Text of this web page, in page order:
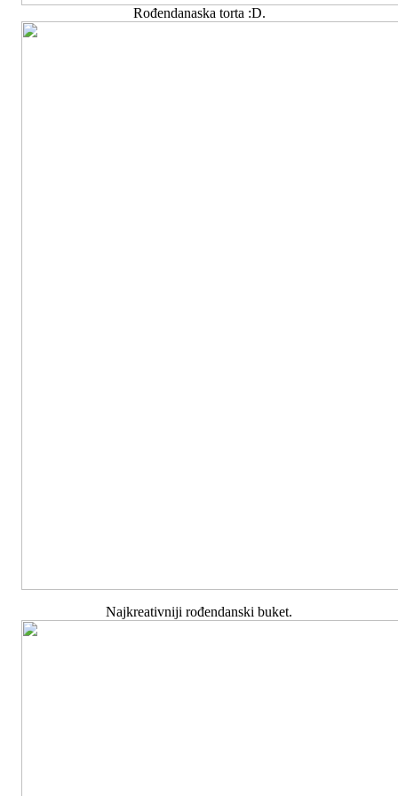
Rođendanaska torta :D.
Najkreativniji rođendanski buket.